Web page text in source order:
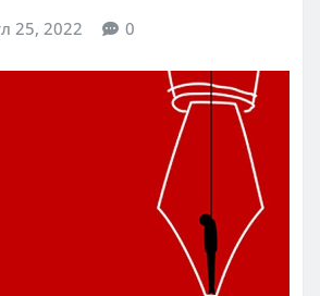
25, 2022 0